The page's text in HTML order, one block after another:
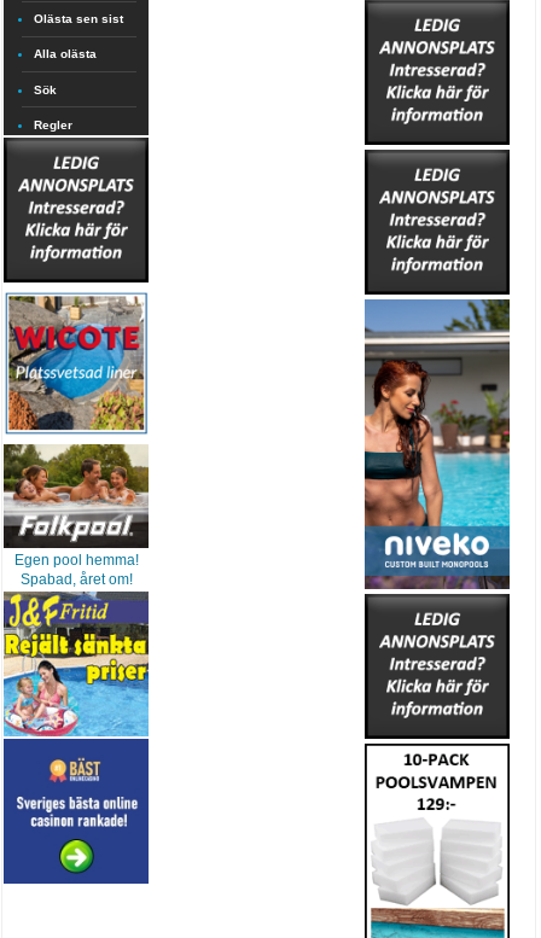
Olästa sen sist
Alla olästa
Sök
Regler
Egen pool hemma!
Spabad, året om!